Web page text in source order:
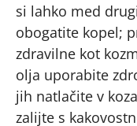
si lahko med
obogatite kopel;
zdravilne kot
olja uporabite
jih natlačite v
zalijte s